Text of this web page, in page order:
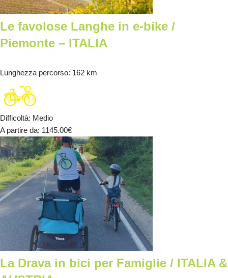
Le favolose Langhe in e-bike /
Piemonte – ITALIA
Lunghezza percorso: 162 km
Difficoltà: Medio
A partire da: 1145.00€
La Drava in bici per Famiglie / ITALIA &